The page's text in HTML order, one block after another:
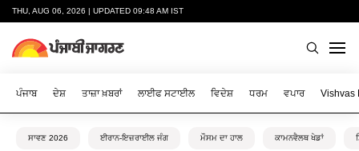
THU, AUG 06, 2026 | UPDATED 09:48 AM IST
ਪੰਜਾਬ ਦੇਸ਼ ਤਾਜ਼ਾ ਖ਼ਬਰਾਂ ਲਾਈਫ ਸਟਾਈਲ ਵਿਦੇਸ਼ ਧਰਮ ਵਪਾਰ Vishvas
ਸਾਵਣ 2026 ਈਰਾਨ-ਇਜ਼ਰਾਈਲ ਜੰਗ ਮੌਸਮ ਦਾ ਹਾਲ ਕਾਮਨਵੈਲਥ ਖੇਡਾਂ